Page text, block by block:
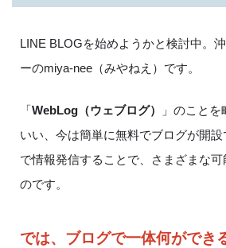
LINE BLOGを始めようかと検討中。
ーのmiya-nee （みやねえ）です。
「WebLog（ウェブログ）
」のこと
いい、今は簡単に無料でブログが開
で情報発信することで、さまざまな
のです。
では、ブログで一体何ができ